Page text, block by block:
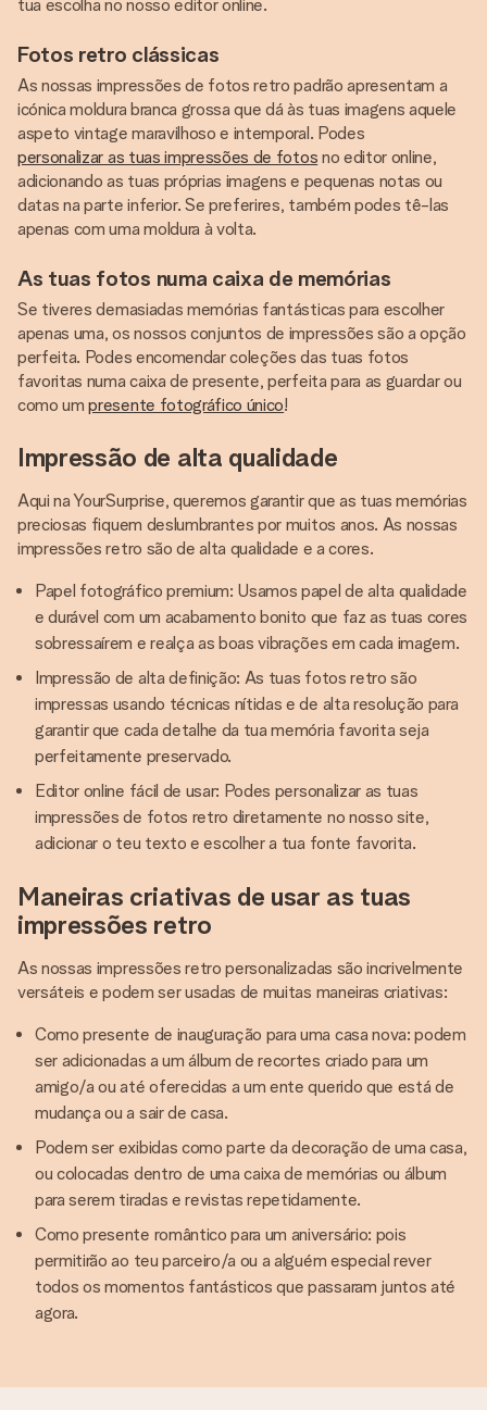
tua escolha no nosso editor online.
Fotos retro clássicas
As nossas impressões de fotos retro padrão apresentam a
icónica moldura branca grossa que dá às tuas imagens aquele
aspeto vintage maravilhoso e intemporal. Podes
personalizar as tuas impressões de fotos no editor online,
adicionando as tuas próprias imagens e pequenas notas ou
datas na parte inferior. Se preferires, também podes tê-las
apenas com uma moldura à volta.
As tuas fotos numa caixa de memórias
Se tiveres demasiadas memórias fantásticas para escolher
apenas uma, os nossos conjuntos de impressões são a opção
perfeita. Podes encomendar coleções das tuas fotos
favoritas numa caixa de presente, perfeita para as guardar ou
como umpresente fotográfico único!
Impressão de alta qualidade
Aqui na YourSurprise, queremos garantir que as tuas memórias
preciosas fiquem deslumbrantes por muitos anos. As nossas
impressões retro são de alta qualidade e a cores.
Papel fotográfico premium: Usamos papel de alta qualidade
e durável com um acabamento bonito que faz as tuas cores
sobressaírem e realça as boas vibrações em cada imagem.
Impressão de alta definição: As tuas fotos retro são
impressas usando técnicas nítidas e de alta resolução para
garantir que cada detalhe da tua memória favorita seja
perfeitamente preservado.
Editor online fácil de usar: Podes personalizar as tuas
impressões de fotos retro diretamente no nosso site,
adicionar o teu texto e escolher a tua fonte favorita.
Maneiras criativas de usar as tuas
impressões retro
As nossas impressões retro personalizadas são incrivelmente
versáteis e podem ser usadas de muitas maneiras criativas:
Como presente de inauguração para uma casa nova: podem
ser adicionadas a um álbum de recortes criado para um
amigo/a ou até oferecidas a um ente querido que está de
mudança ou a sair de casa.
Podem ser exibidas como parte da decoração de uma casa,
ou colocadas dentro de uma caixa de memórias ou álbum
para serem tiradas e revistas repetidamente.
Como presente romântico para um aniversário: pois
permitirão ao teu parceiro/a ou a alguém especial rever
todos os momentos fantásticos que passaram juntos até
agora.